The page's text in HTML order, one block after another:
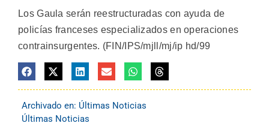
Los Gaula serán reestructuradas con ayuda de
policías franceses especializados en operaciones
contrainsurgentes. (FIN/IPS/mjll/mj/ip hd/99
Archivado en: Últimas Noticias
Últimas Noticias